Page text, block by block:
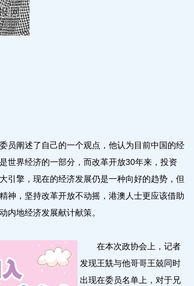
阐述了自己的一个观点，他认为目前中国的经
世界经济的一部分，而改革开放30年来，投资
引擎，现在的经济发展仍是一种向好的趋势，但
神，坚持改革开放不动摇，港澳人士更应该借助
内地经济发展献计献策。
在本次政协会上，记者
发现王兟与他哥哥王兢同时
出现在委员名单上，对于兄